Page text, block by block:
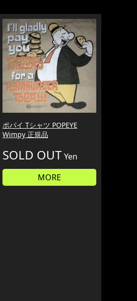
ポパイ Tシャツ POPEYE
Wimpy 正規品
SOLD OUT Yen
MORE